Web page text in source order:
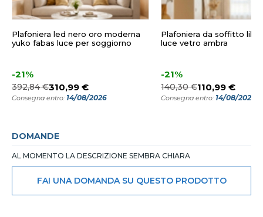
Plafoniera led nero oro moderna
yuko fabas luce per soggiorno
-21%
392,84 €310,99 €
Consegna entro: 14/08/2026
Plafoniera da soffitto lila
luce vetro ambra
-21%
140,30 €110,99 €
Consegna entro: 14/08/2026
DOMANDE
AL MOMENTO LA DESCRIZIONE SEMBRA CHIARA
FAI UNA DOMANDA SU QUESTO PRODOTTO